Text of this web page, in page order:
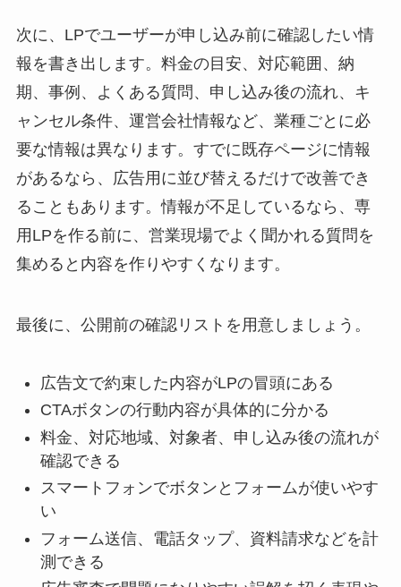
次に、LPでユーザーが申し込み前に確認したい情
報を書き出します。料金の目安、対応範囲、納
期、事例、よくある質問、申し込み後の流れ、キ
ャンセル条件、運営会社情報など、業種ごとに必
要な情報は異なります。すでに既存ページに情報
があるなら、広告用に並び替えるだけで改善でき
ることもあります。情報が不足しているなら、専
用LPを作る前に、営業現場でよく聞かれる質問を
集めると内容を作りやすくなります。
最後に、公開前の確認リストを用意しましょう。
広告文で約束した内容がLPの冒頭にある
CTAボタンの行動内容が具体的に分かる
料金、対応地域、対象者、申し込み後の流れが
確認できる
スマートフォンでボタンとフォームが使いやす
い
フォーム送信、電話タップ、資料請求などを計
測できる